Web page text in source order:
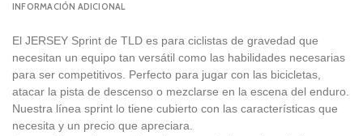
INFORMACIÓN ADICIONAL
El JERSEY Sprint de TLD es para ciclistas de gravedad que
necesitan un equipo tan versátil como las habilidades necesarias
para ser competitivos. Perfecto para jugar con las bicicletas,
atacar la pista de descenso o mezclarse en la escena del enduro.
Nuestra línea sprint lo tiene cubierto con las características que
necesita y un precio que apreciara.